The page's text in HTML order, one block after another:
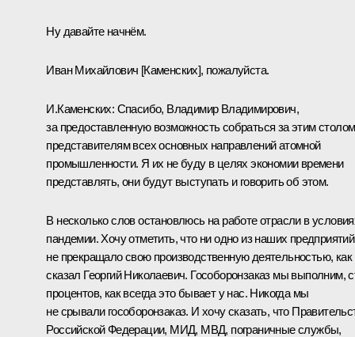
Ну давайте начнём.
Иван Михайлович [Каменских], пожалуйста.
И.Каменских: Спасибо, Владимир Владимирович,
за предоставленную возможность собраться за этим столом
представителям всех основных направлений атомной
промышленности. Я их не буду в целях экономии времени
представлять, они будут выступать и говорить об этом.
В несколько слов остановлюсь на работе отрасли в
пандемии. Хочу отметить, что ни одно из наших предприятий
не прекращало свою производственную деятельностью, как
сказал Георгий Николаевич. Гособоронзаказ мы выполним,
процентов, как всегда это бывает у нас. Никогда мы
не срывали гособоронзаказ. И хочу сказать, что
Российской Федерации, МИД, МВД, пограничные службы,